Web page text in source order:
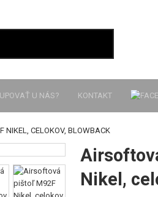
U NÁS? KONTAKT
NIKEL, CELOKOV, BLOWBACK
Nikel,